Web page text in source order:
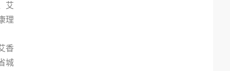
艾
理
香
城